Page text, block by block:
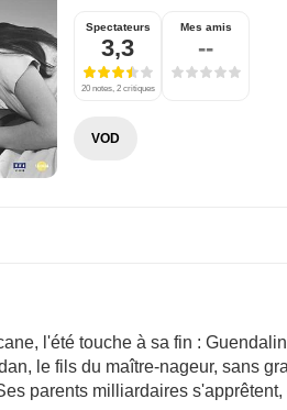
Spectateurs
3,3
20 notes, 2 critiques
Mes amis
--
VOD
l'été touche à sa fin :
le fils du maître-nageur, sans
parents milliardaires s'apprêtent,